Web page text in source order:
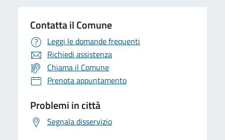
Contatta il Comune
Leggi le domande frequenti
Richiedi assistenza
Chiama il Comune
Prenota appuntamento
Problemi in città
Segnala disservizio